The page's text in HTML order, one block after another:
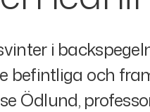
i
och
Ödlund,